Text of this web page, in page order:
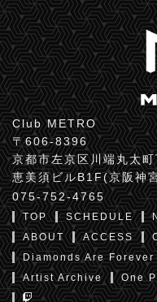
Club METRO
〒606-8396
京都市左京区川端丸太
恵美須ビルB1F(京阪神
075-752-4765
TOP SCHEDULE
ABOUT
ACCESS
Diamonds Are Forever
Artist Archive
One